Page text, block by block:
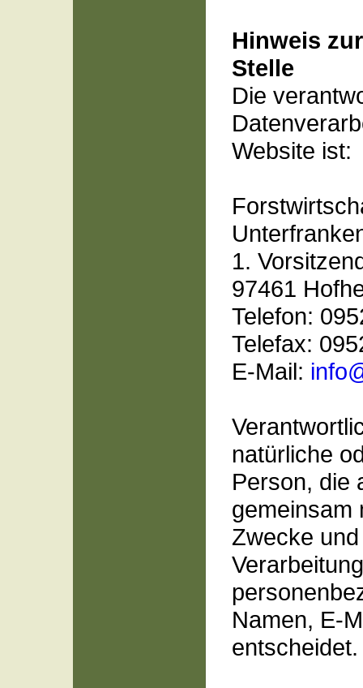
Hinweis
Stelle
Die
Website ist:
1.
97461
Telefon:
Telefax:
E-Mail:
natürliche
Person, die
gemeinsam
Zwecke
Namen, E-
entscheidet.